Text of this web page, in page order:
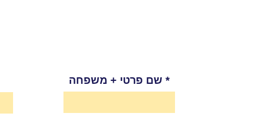
שם פרטי + משפחה